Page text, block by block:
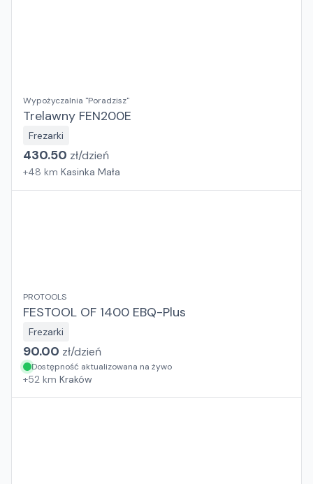
Wypożyczalnia "Poradzisz"
Trelawny FEN200E
Frezarki
430.50 zł/dzień
+48 km Kasinka Mała
PROTOOLS
FESTOOL OF 1400 EBQ-Plus
Frezarki
90.00 zł/dzień
Dostępność aktualizowana na żywo
+52 km Kraków